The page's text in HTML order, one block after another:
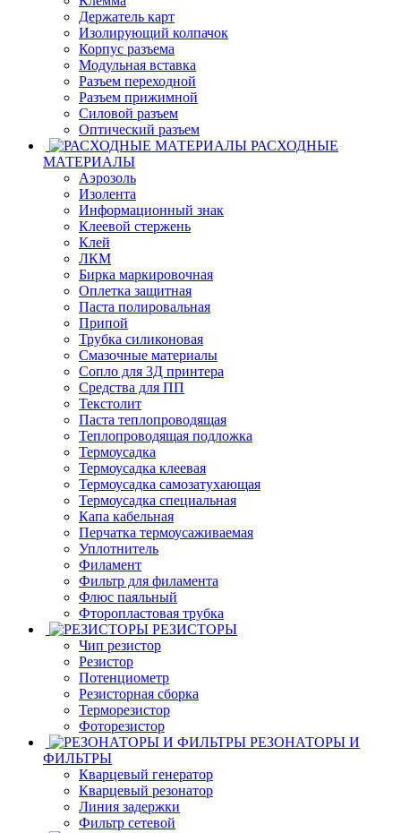
Держатель карт
Изолирующий колпачок
Корпус разъема
Модульная вставка
Разъем переходной
Разъем прижимной
Силовой разъем
Оптический разъем
РАСХОДНЫЕ
МАТЕРИАЛЫ
Аэрозоль
Изолента
Информационный знак
Клеевой стержень
Клей
ЛКМ
Бирка маркировочная
Оплетка защитная
Паста полировальная
Припой
Трубка силиконовая
Смазочные материалы
Сопло для 3Д принтера
Средства для ПП
Текстолит
Паста теплопроводящая
Теплопроводящая подложка
Термоусадка
Термоусадка клеевая
Термоусадка самозатухающая
Термоусадка специальная
Капа кабельная
Перчатка термоусаживаемая
Уплотнитель
Филамент
Фильтр для филамента
Флюс паяльный
Фторопластовая трубка
РЕЗИСТОРЫ
Чип резистор
Резистор
Потенциометр
Резисторная сборка
Терморезистор
Фоторезистор
РЕЗОНАТОРЫ И
ФИЛЬТРЫ
Кварцевый генератор
Кварцевый резонатор
Линия задержки
Фильтр сетевой